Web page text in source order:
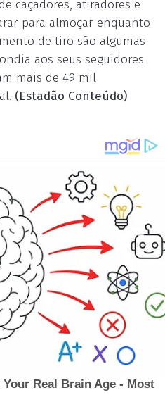
caçadores, atiradores e
para almoçar enquanto
de tiro são algumas
aos seus seguidores.
mais de 49 mil
(Estadão Conteúdo)